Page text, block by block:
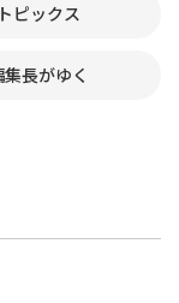
トピックス
集長がゆく